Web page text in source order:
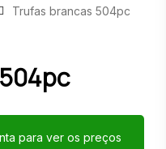
Trufas brancas 504pc
para ver os preços